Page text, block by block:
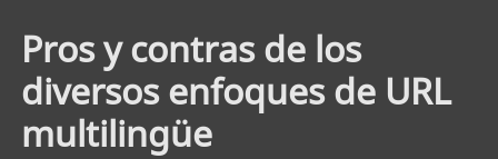
Pros y contras de los
diversos enfoques de URL
multilingüe